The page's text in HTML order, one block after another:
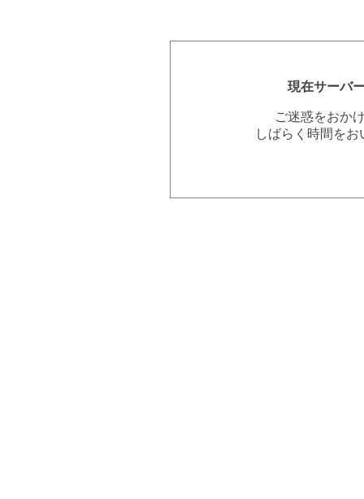
現在サーバ
ご迷惑をおか
しばらく時間を